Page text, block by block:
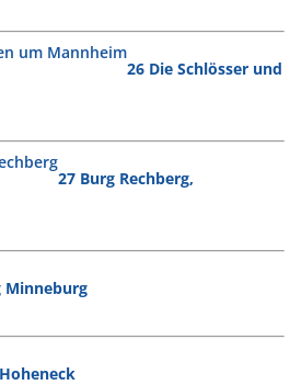
26 Die Schlösser und
27 Burg Rechberg,
Minneburg